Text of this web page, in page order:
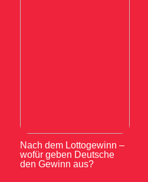
Nach dem Lottogewinn –
wofür geben Deutsche
den Gewinn aus?